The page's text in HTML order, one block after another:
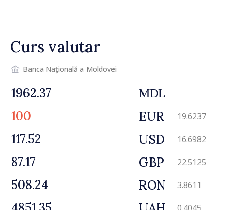
Curs valutar
Banca Națională a Moldovei
MDL
EUR 19.6237
USD 16.6982
GBP 22.5125
RON 3.8611